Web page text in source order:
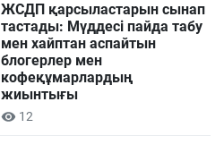
ЖСДП қарсыластарын сынап
тастады: Мүддесі пайда табу
мен хайптан аспайтын
блогерлер мен
кофеқұмарлардың
жиынтығы
12